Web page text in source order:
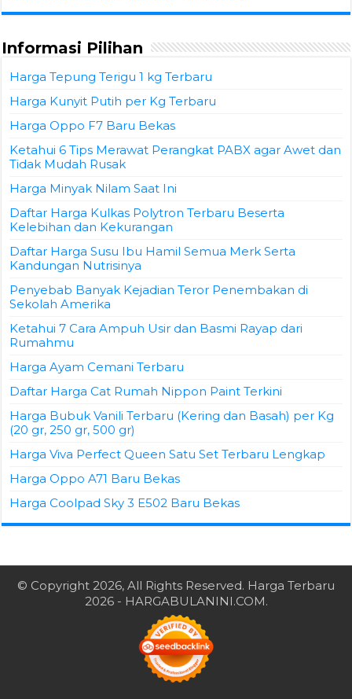
Informasi Pilihan
Harga Tepung Terigu 1 kg Terbaru
Harga Kunyit Putih per Kg Terbaru
Harga Oppo F7 Baru Bekas
Ketahui 6 Tips Merawat Perangkat PABX agar Awet dan
Tidak Mudah Rusak
Harga Minyak Nilam Saat Ini
Daftar Harga Kulkas Polytron Terbaru Beserta
Kelebihan dan Kekurangan
Daftar Harga Susu Ibu Hamil Semua Merk Serta
Kandungan Nutrisinya
Penyebab Banyak Kejadian Teror Penembakan di
Sekolah Amerika
Ketahui 7 Cara Ampuh Usir dan Basmi Rayap dari
Rumahmu
Harga Ayam Cemani Terbaru
Daftar Harga Cat Rumah Nippon Paint Terkini
Harga Bubuk Vanili Terbaru (Kering dan Basah) per Kg
(20 gr, 250 gr, 500 gr)
Harga Viva Perfect Queen Satu Set Terbaru Lengkap
Harga Oppo A71 Baru Bekas
Harga Coolpad Sky 3 E502 Baru Bekas
© Copyright 2026, All Rights Reserved. Harga Terbaru
2026- HARGABULANINI.COM.